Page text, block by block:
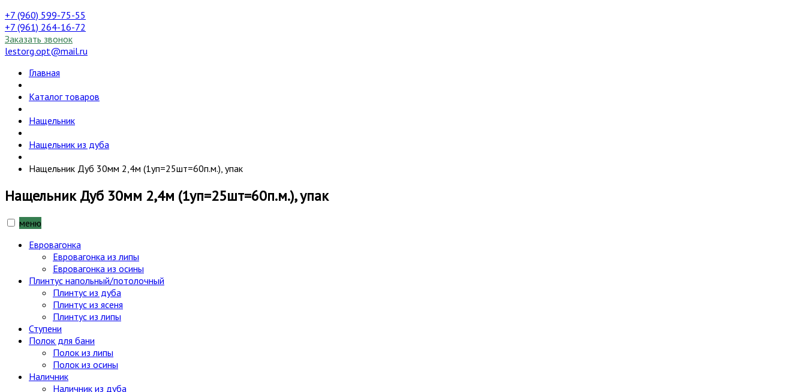
+7 (960) 599-75-55
+7 (961) 264-16-72
Заказать звонок
lestorg.opt@mail.ru
Главная
Каталог товаров
Нащельник
Нащельник из дуба
Нащельник Дуб 30мм 2,4м (1уп=25шт=60п.м.), упак
Нащельник Дуб 30мм 2,4м (1уп=25шт=60п.м.), упак
меню
Евровагонка
Евровагонка из липы
Евровагонка из осины
Плинтус напольный/потолочный
Плинтус из дуба
Плинтус из ясеня
Плинтус из липы
Ступени
Полок для бани
Полок из липы
Полок из осины
Наличник
Наличник из дуба